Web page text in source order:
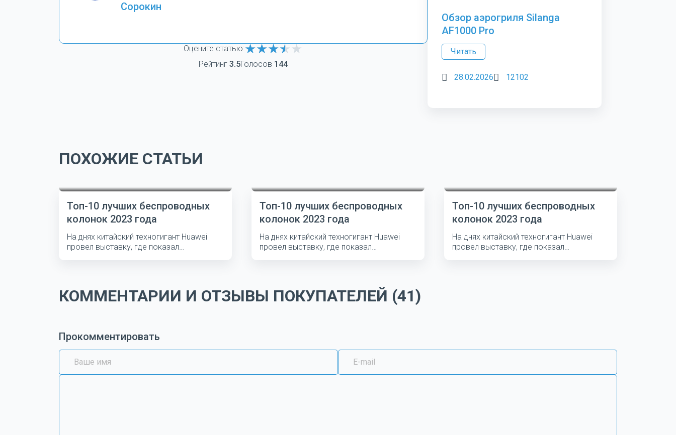
Сорокин
Оцените статью:
Рейтинг 3.5Голосов 144
Обзор аэрогриля Silanga
AF1000 Pro
Читать
28.02.2026 12102
ПОХОЖИЕ СТАТЬИ
Топ-10 лучших беспроводных
колонок 2023 года
На днях китайский техногигант Huawei
провел выставку, где показал
Топ-10 лучших беспроводных
колонок 2023 года
На днях китайский техногигант Huawei
провел выставку, где показал
Топ-10 лучших беспроводных
колонок 2023 года
На днях китайский техногигант Huawei
провел выставку, где показал
КОММЕНТАРИИ И ОТЗЫВЫ ПОКУПАТЕЛЕЙ (41)
Прокомментировать